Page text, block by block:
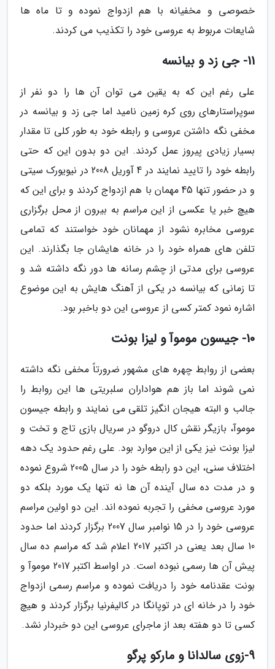
خصوصی و مخفیانه با هم ازدواج نموده و تا ماه ها
شایعات مربوط به عروسی خود را تکذیب می کردند.
11- جی زد و بیانسه
علی رغم این که به یقین می توان آن ها را دو نفر از
سوپراستارهای روی کره زمین نامید اما جی زد و بیانسه در
مخفی نگه داشتن عروسی و رابطه خود به طور کلی تا مقدار
بسیار زیادی پیروز عمل کردند. این دو بدون این که حتی
رابطه خود را تایید نمایند در 4 آوریل 2008 در نیویورک سیتی
و در حضور تنها 45 مهمان با هم ازدواج کردند و برای این که
هیچ خبر یا عکسی از این مراسم به بیرون از محل برگزاری
عروسی مخابره نشود از مهمانان خود خواستند که تمامی
تلفن های همراه خود را در خانه هایشان جا بگذارند. این
عروسی برای مدتی از چشم رسانه ها دور نگه داشته شد و
تا زمانی که بیانسه در یکی از آهنگ هایش به این موضوع
اشاره نمود کمتر کسی از عروسی این دو باخبر بود.
10- جیسون موموآ و لیزا بونت
بعضی از روابط چهره های مشهور ضرورتاً مخفی نگه داشته
نمی شوند اما باز هم هواداران سلبریتی ها این روابط را
جالب و البته هیجان انگیز تلقی می نمایند و رابطه جیسون
موموآ، بازیگر نقش کال دروگو در سریال بازی تاج و تخت و
لیزا بونت نیز یکی از این موارد بود. علی رغم حدود یک دهه
اختلاف سنی، این دو رابطه خود را در سال 2005 شروع نموده
و در مدت ده سال آینده آن ها نه تنها یک مورد بلکه دو
مورد عروسی مخفی را تجربه نموده اند. این دو اولین مراسم
عروسی خود را در 15 نوامبر سال 2007 برگزار کردند اما حدود
10 سال بعد یعنی در اکتبر 2017 اعلام شد که مراسم ده سال
پیش آن ها رسمی نبوده است. در اواسط اکتبر 2017 موموآ و
بونت عقدنامه خود را دریافت نموده و مراسم رسمی ازدواج
خود را در خانه ای در توپانگا در کالیفرنیا برگزار کردند و هیچ
کسی تا دو هفته بعد از ماجرای عروسی این دو خبردار نشد.
9-زوی سالدانا و مارکو پرگو